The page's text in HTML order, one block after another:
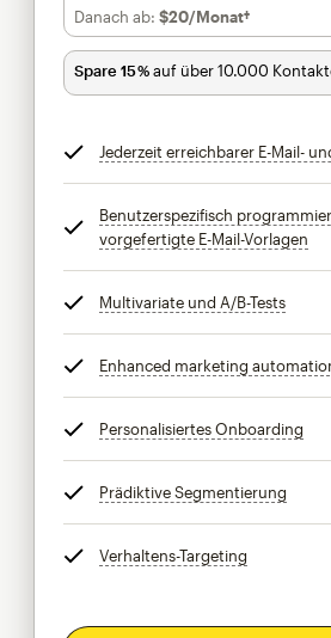
Danach ab: $20/Monat†pro Monat†
Spare 15 %auf über 10.000
Jederzeit erreichbarer E-Mail-
Benutzerspezifisch
vorgefertigte E-Mail-Vorlagen
Multivariate und A/B-Teststooltip
Enhanced marketing
Personalisiertes Onboarding
Prädiktive Segmentierung
Verhaltens-Targeting